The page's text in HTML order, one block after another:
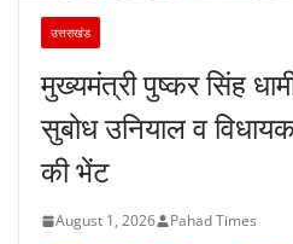
उत्तराखंड
मुख्यमंत्री पुष्कर सिंह
सुबोध उनियाल व
की भेंट
August 1, 2026 Pahad Times